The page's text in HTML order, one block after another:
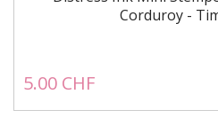
Corduroy -
5.00 CHF